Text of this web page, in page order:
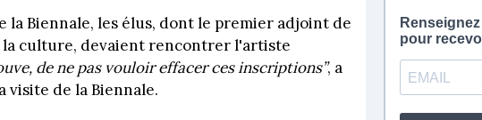
Biennale, les élus, dont le premier adjoint de
la culture, devaient rencontrer l'artiste
de ne pas vouloir effacer ces inscriptions”, a
visite de la Biennale.